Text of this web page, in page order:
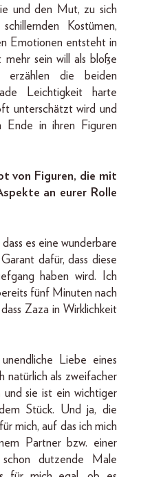
und den Mut, zu sich
Kostümen,
Emotionen entsteht in
sein will als bloße
erzählen die beiden
Leichtigkeit harte
unterschätzt wird und
Ende in ihren Figuren
von Figuren, die mit
an eurer Rolle
es eine wunderbare
dafür, dass diese
haben wird. Ich
fünf Minuten nach
Zaza in Wirklichkeit
Liebe eines
natürlich als zweifacher
und sie ist ein wichtiger
Stück. Und ja, die
mich, auf das ich mich
Partner bzw. einer
dutzende Male